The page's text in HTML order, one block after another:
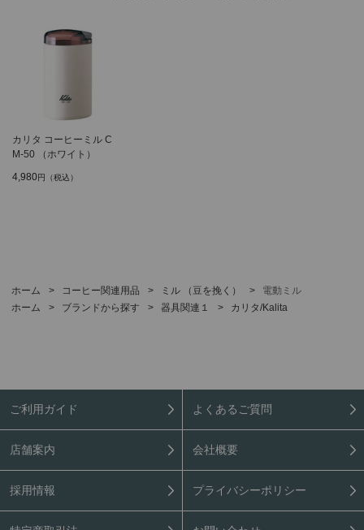
カリタ コーヒーミル C
M-50 （ホワイト）
4,980円（税込）
ホーム > コーヒー関連用品 > ミル （豆を挽く） >
電動ミル
ホーム
> ブランドから探す > 器具関連１ > カリタ/Kalita
ご利用ガイド よくあるご質問
店舗案内 会社概要
採用情報 プライバシーポリシー